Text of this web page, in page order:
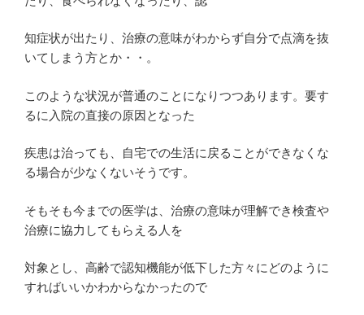
知症状が出たり、治療の意味がわからず自分で点滴を抜
いてしまう方とか・・。
このような状況が普通のことになりつつあります。要す
るに入院の直接の原因となった
疾患は治っても、自宅での生活に戻ることができなくな
る場合が少なくないそうです。
そもそも今までの医学は、治療の意味が理解でき検査や
治療に協力してもらえる人を
対象とし、高齢で認知機能が低下した方々にどのように
すればいいかわからなかったので